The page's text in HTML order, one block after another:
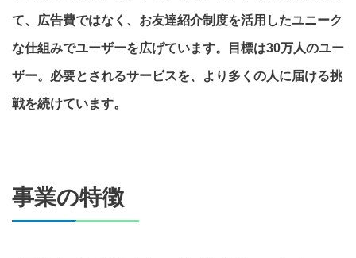
て、広告費ではなく、お友達紹介制度を活用したユニーク
な仕組みでユーザーを広げています。目標は30万人のユー
ザー。必要とされるサービスを、より多くの人に届ける挑
戦を続けています。
事業の特徴